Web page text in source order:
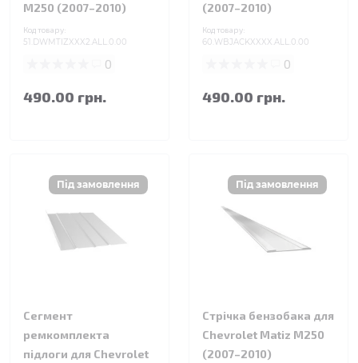
M250 (2007–2010)
Код товару:
51.DWMTIZXXX2.ALL.0.00
0
490.00 грн.
(2007–2010)
Код товару:
60.WBJACKXXXX.ALL.0.00
0
490.00 грн.
Сегмент
ремкомплекта
підлоги для Chevrolet
Стрічка бензобака для
Chevrolet Matiz M250
(2007–2010)